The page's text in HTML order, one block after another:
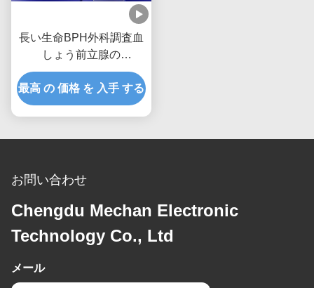
長い生命BPH外科調査血
しょう前立腺の
Enucleation 286mmシャ
フトの長さ
最高 の 価格 を 入手 する
お問い合わせ
Chengdu Mechan Electronic
Technology Co., Ltd
メール